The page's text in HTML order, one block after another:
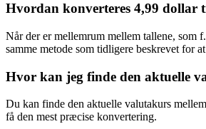
Hvordan konverteres 4,99 dollar
Når der er mellemrum mellem tallene, som
samme metode som tidligere beskrevet for
Hvor kan jeg finde den aktuelle
Du kan finde den aktuelle valutakurs
få den mest præcise konvertering.